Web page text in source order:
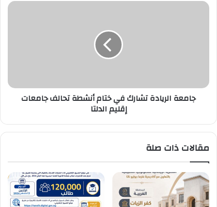
2026
جامعة
إقليم
جامعة الريادة تشارك في ختام أنشطة تحالف جامعات
إقليم الدلتا
مقالات ذات صلة